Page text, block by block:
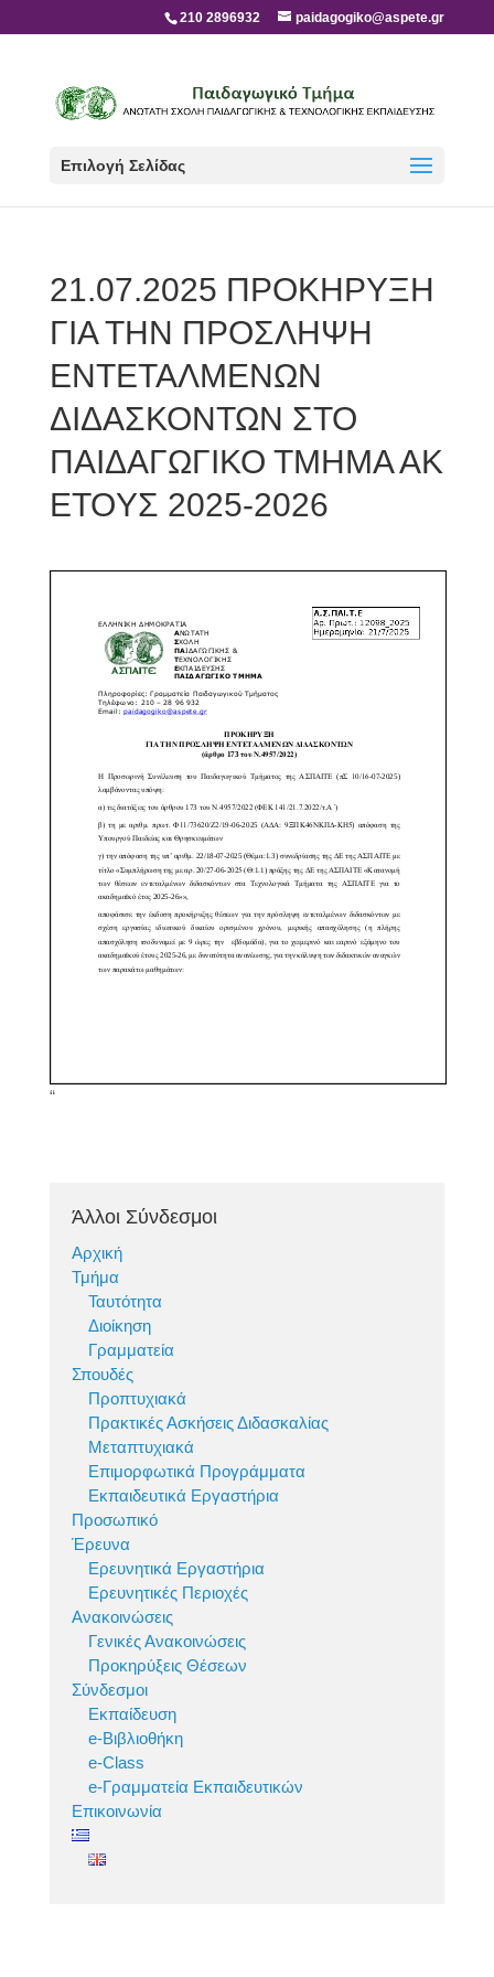
210 2896932 paidagogiko@aspete.gr
Επιλογή Σελίδας
21.07.2025 ΠΡΟΚΗΡΥΞΗ
ΓΙΑ ΤΗΝ ΠΡΟΣΛΗΨΗ
ΕΝΤΕΤΑΛΜΕΝΩΝ
ΔΙΔΑΣΚΟΝΤΩΝ ΣΤΟ
ΠΑΙΔΑΓΩΓΙΚΟ ΤΜΗΜΑ ΑΚ
ΕΤΟYΣ 2025-2026
“
Άλλοι Σύνδεσμοι
Αρχική
Τμήμα
Ταυτότητα
Διοίκηση
Γραμματεία
Σπουδές
Προπτυχιακά
Πρακτικές Ασκήσεις Διδασκαλίας
Μεταπτυχιακά
Επιμορφωτικά Προγράμματα
Εκπαιδευτικά Εργαστήρια
Προσωπικό
Έρευνα
Ερευνητικά Εργαστήρια
Ερευνητικές Περιοχές
Ανακοινώσεις
Γενικές Ανακοινώσεις
Προκηρύξεις Θέσεων
Σύνδεσμοι
Εκπαίδευση
e-Βιβλιοθήκη
e-Class
e-Γραμματεία Εκπαιδευτικών
Επικοινωνία